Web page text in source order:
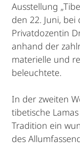
Ausstellung
den 22. Juni,
Privatdozentin
anhand der
materielle und
beleuchtete.
In der zweiten
tibetische
Tradition ein
des